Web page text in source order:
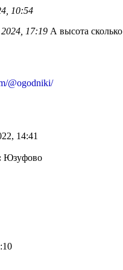
10:54
17:19 А высота
@ogodniki/
14:41
Юзуфово